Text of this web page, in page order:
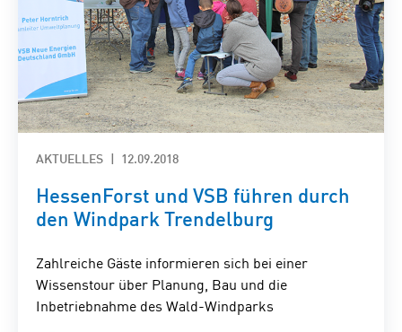
AKTUELLES 12.09.2018
HessenForst und VSB führen durch
den Windpark Trendelburg
Zahlreiche Gäste informieren sich bei einer
Wissenstour über Planung, Bau und die
Inbetriebnahme des Wald-Windparks